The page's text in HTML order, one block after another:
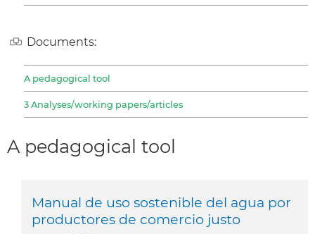
Documents:
A pedagogical tool
3 Analyses/working papers/articles
A pedagogical tool
Manual de uso sostenible del agua por
productores de comercio justo